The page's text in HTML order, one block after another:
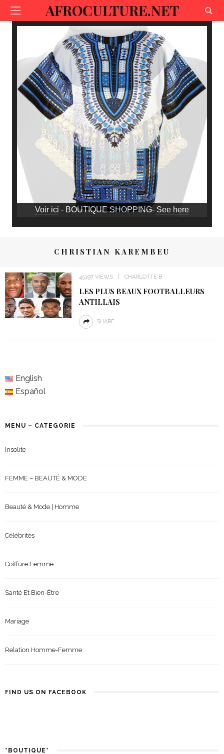
AFROCULTURE.NET
Voir ici - BOUTIQUE SHOPPING- See here
CHRISTIAN KAREMBEU
45197 VIEWS CHARLOTTE B
LES PLUS BEAUX FOOTBALLEURS
ANTILLAIS
SHARE
English
Español
MENU – CATEGORIE
Insolite
FEMME – BEAUTÉ & MODE
Beauté & Mode | Homme
Célébrités
Coiffure Femme
Santé Et Bien-Être
Mariage
Relation Homme-Femme
FIND US ON FACEBOOK
*BOUTIQUE*